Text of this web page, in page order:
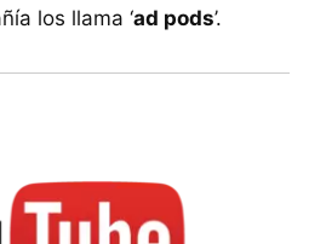
los llama ‘ad pods’.